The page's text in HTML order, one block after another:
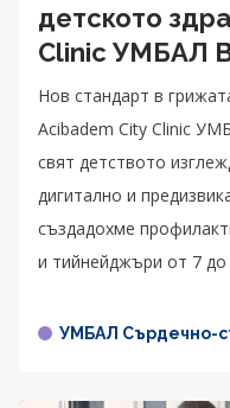
детското
Clinic УМБАЛ
Нов стандарт в
Acibadem City Clinic
свят детството
дигитално и
създадохме
и тийнейджъри от 7 до
УМБАЛ Сърдечно-